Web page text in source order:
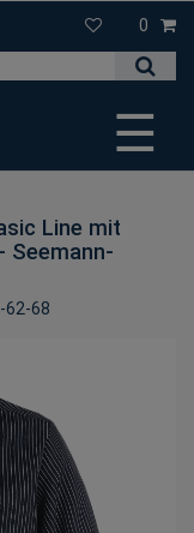
0
☰
Line mit
Seemann-
62-68